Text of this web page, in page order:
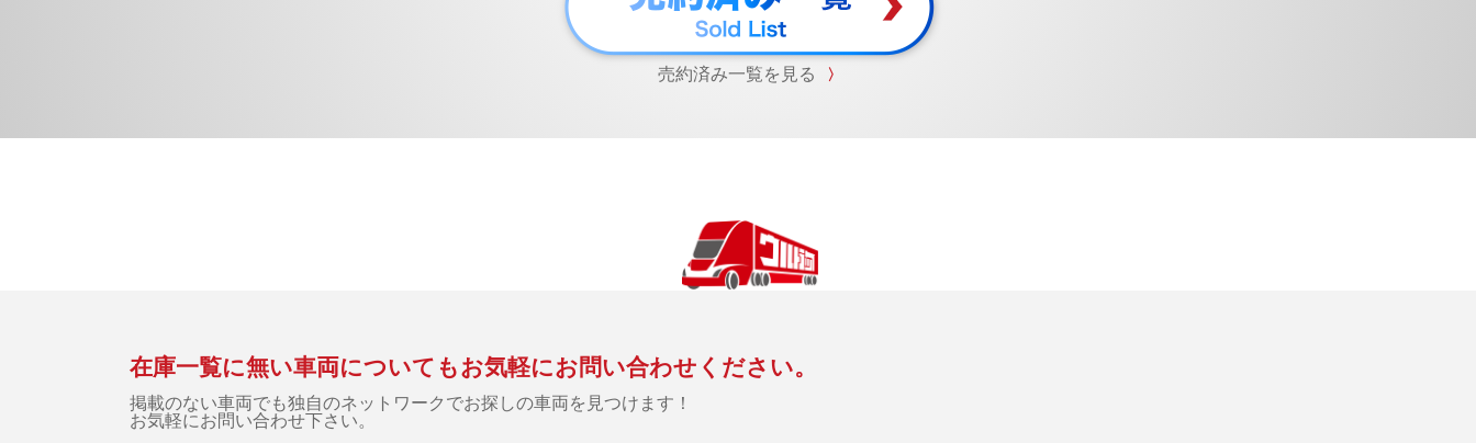
売約済み一覧を見る 〉
在庫一覧に無い車両についてもお気軽にお問い合わせください。
掲載のない車両でも独自のネットワークでお探しの車両を見つけます！
お気軽にお問い合わせ下さい。